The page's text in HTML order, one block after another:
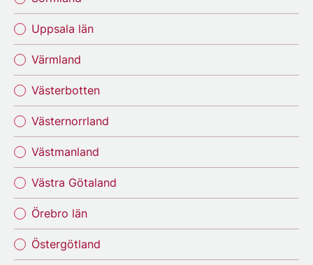
Uppsala län
Värmland
Västerbotten
Västernorrland
Västmanland
Västra Götaland
Örebro län
Östergötland